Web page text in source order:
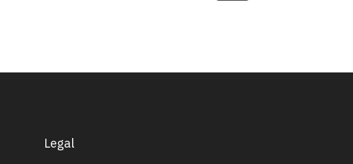
Legal